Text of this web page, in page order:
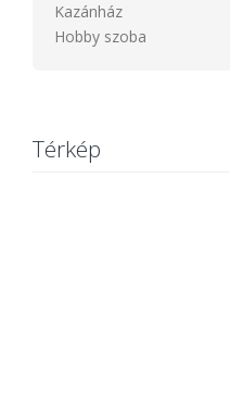
Kazánház
Hobby szoba
Térkép